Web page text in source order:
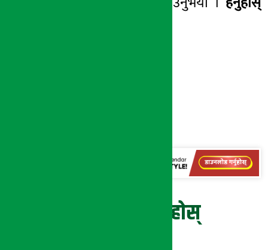
प्रतिक्रिया दिनुहोस्